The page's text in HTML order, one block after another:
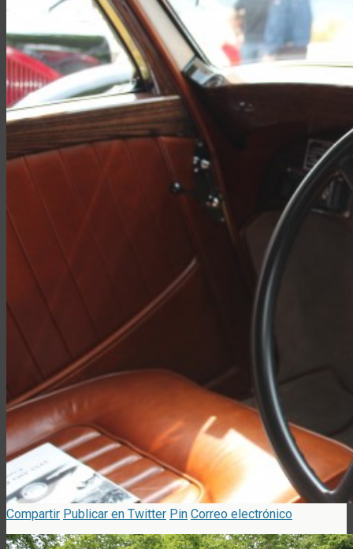
Compartir Publicar en Twitter Pin Correo electrónico